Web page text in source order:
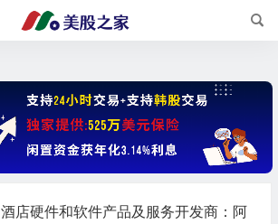
酒店硬件和软件产品及服务开发商：阿